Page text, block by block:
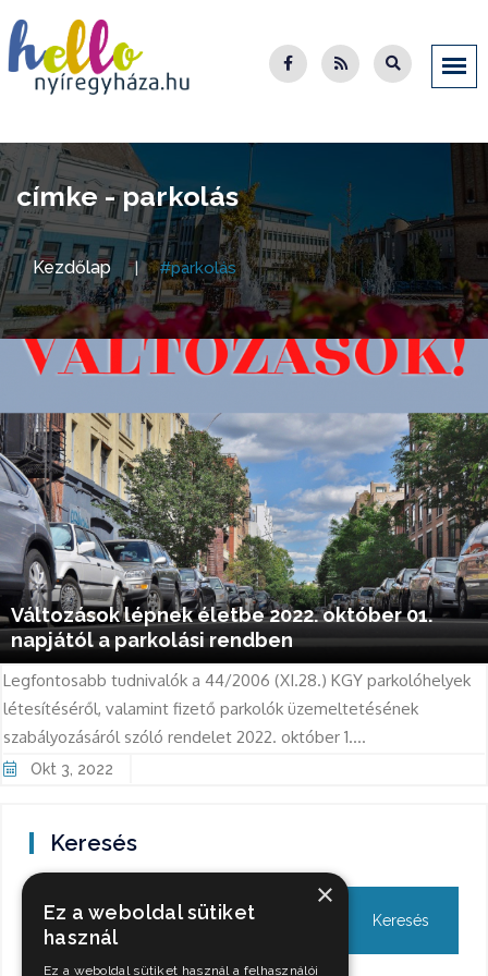
címke - parkolás
Kezdőlap #parkolás
Változások lépnek életbe 2022. október 01.
napjától a parkolási rendben
Legfontosabb tudnivalók a 44/2006 (XI.28.) KGY parkolóhelyek
létesítéséről, valamint fizető parkolók üzemeltetésének
szabályozásáról szóló rendelet 2022. október 1....
Okt 3, 2022
Keresés
×
Ez a weboldal sütiket
használ
Ez a weboldal sütiket használ a felhasználói